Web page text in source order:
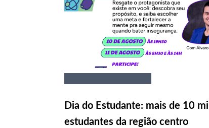
Dia do Estudante: mais de 10
estudantes da região centro